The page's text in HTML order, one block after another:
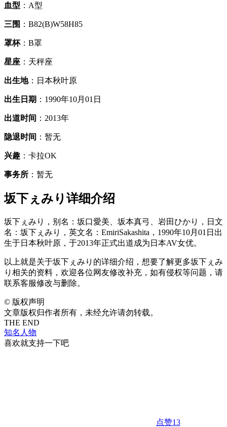
血型 ：A型
三围 ：B82(B)W58H85
罩杯：B罩
星座 ：天秤座
出生地：日本秋叶原
出生日期 ：1990年10月01日
出道时间 ：2013年
隐退时间 ：暂无
兴趣 ：卡拉OK
事务所 ：暂无
坂下ぇみり详细介绍
坂下ぇみり，别名：坂口愛美、坂本真弓、岩田ひかり，日文
名：坂下ぇみり，英文名：EmiriSakashita，1990年10月01日出
生于日本秋叶原，于2013年正式出道成为日本AV女优。
以上就是关于坂下ぇみり的详细介绍，想要了解更多坂下ぇみ
り相关的资料，欢迎各位网友修改补充，如有侵权等问题，请
联系客服修改与删除。
© 版权声明
文章版权归作者所有，未经允许请勿转载。
THE END
知名人物
喜欢就支持一下吧
点赞13